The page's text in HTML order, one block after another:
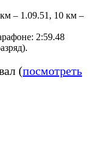
– 1.09.51, 10 км –
2:59​​.48
(посмотреть